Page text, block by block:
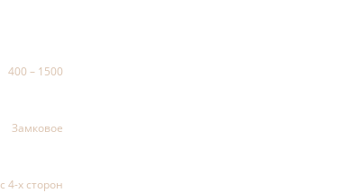
400 – 1500
Замковое
с 4-х сторон